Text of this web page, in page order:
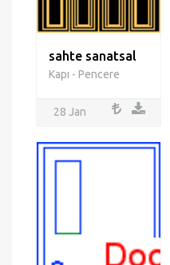
sahte sanatsal
Kapı - Pencere
28 Jan